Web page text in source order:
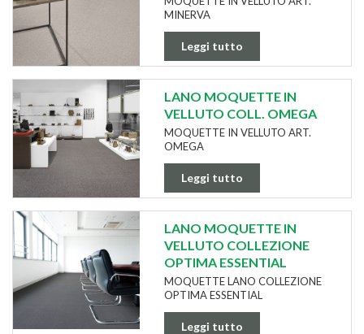
MINERVA
Leggi tutto
LANO MOQUETTE IN
VELLUTO COLL. OMEGA
MOQUETTE IN VELLUTO ART.
OMEGA
Leggi tutto
LANO MOQUETTE IN
VELLUTO COLLEZIONE
OPTIMA ESSENTIAL
MOQUETTE LANO COLLEZIONE
OPTIMA ESSENTIAL
Leggi tutto